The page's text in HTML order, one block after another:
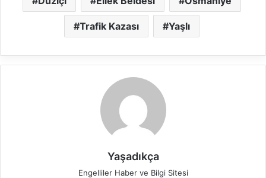
Trafik Kazası Yaşlı
Yaşadıkça
Engelliler Haber ve Bilgi Sitesi